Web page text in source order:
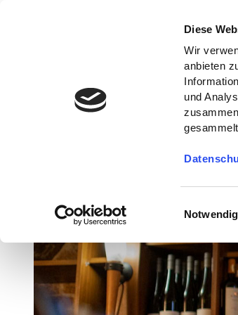
Diese
Wir
anbieten
und
i
w
l
l
Notwendig